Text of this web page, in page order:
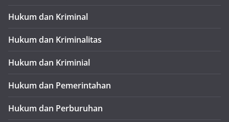
Hukum dan Kriminal
Hukum dan Kriminalitas
Hukum dan Kriminial
Hukum dan Pemerintahan
Hukum dan Perburuhan